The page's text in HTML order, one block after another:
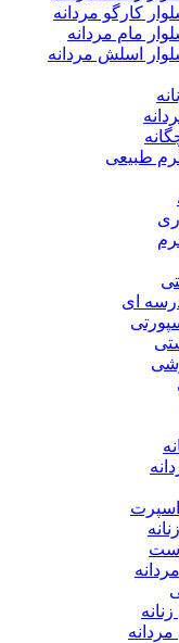
کارگو مردانه
مام مردانه
اسلش مردانه
طبیعی
ای
ست